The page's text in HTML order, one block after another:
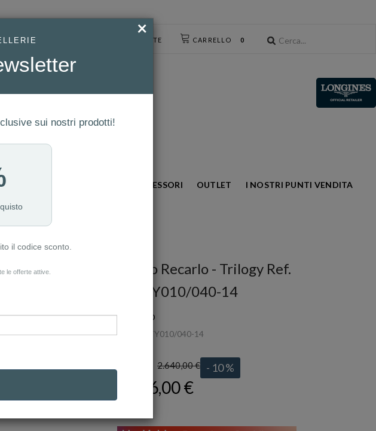
CARRELLO 0
ACCESSO UTENTE
ACCESSORI OUTLET I NOSTRI PUNTI VENDITA
Anello Recarlo - Trilogy Ref.
R30TY010/040-14
RECARLO
R30TY010/040-14
2.640,00 € - 10 %
2.376,00 €
×
sui nostri prodotti!
il codice sconto.
le offerte attive.